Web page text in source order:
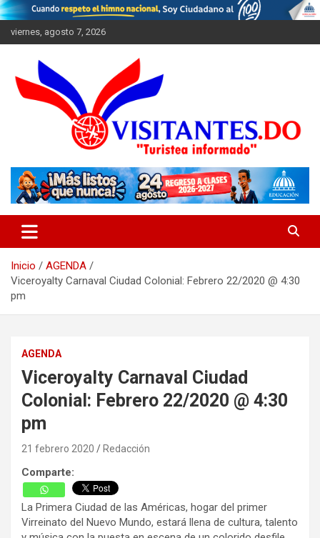
Saltar
al
contenido
viernes, agosto 7, 2026
Visitantes
Inicio
AGENDA
Viceroyalty Carnaval Ciudad Colonial: Febrero 22/2020 @ 4:30
pm
AGENDA
Viceroyalty Carnaval Ciudad
Colonial: Febrero 22/2020 @ 4:30
pm
21 febrero 2020 Redacción
Comparte:
La Primera Ciudad de las Américas, hogar del primer
Virreinato del Nuevo Mundo, estará llena de cultura, talento